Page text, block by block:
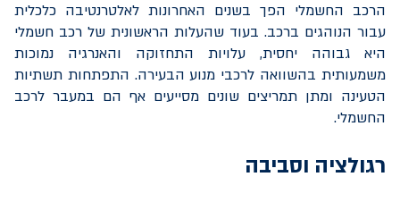
הרכב החשמלי הפך בשנים האחרונות לאלטרנטיבה כלכלית
עבור הנוהגים ברכב. בעוד שהעלות הראשונית של רכב חשמלי
היא גבוהה יחסית, עלויות התחזוקה והאנרגיה נמוכות
משמעותית בהשוואה לרכבי מנוע הבעירה. התפתחות תשתיות
הטעינה ומתן תמריצים שונים מסייעים אף הם במעבר לרכב
החשמלי.
רגולציה וסביבה